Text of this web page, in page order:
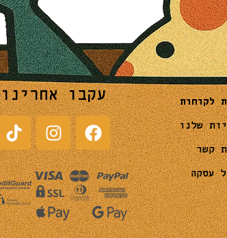
לקוחות
שלנו
קשר
עסקה
עקבו אחרינו